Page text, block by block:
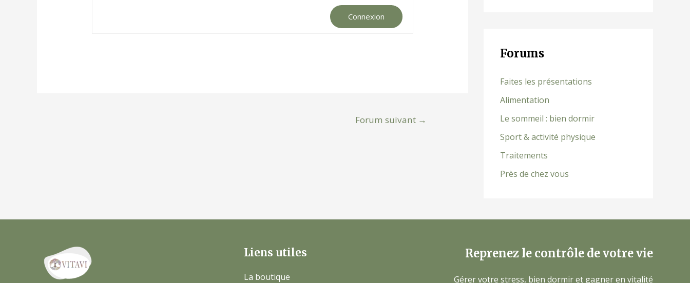
Connexion
Forum suivant →
Forums
Faites les présentations
Alimentation
Le sommeil : bien dormir
Sport & activité physique
Traitements
Près de chez vous
Liens utiles
La boutique
Reprenez le contrôle de votre vie
Gérer votre stress, bien dormir et gagner en vitalité